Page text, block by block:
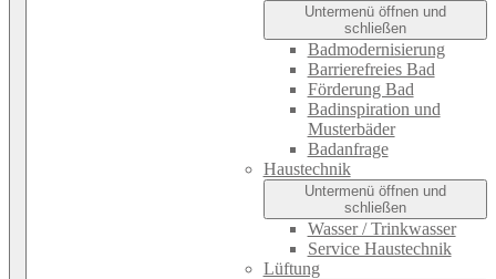
Untermenü öffnen und
schließen
Badmodernisierung
Barrierefreies Bad
Förderung Bad
Badinspiration und
Musterbäder
Badanfrage
Haustechnik
Untermenü öffnen und
schließen
Wasser / Trinkwasser
Service Haustechnik
Lüftung